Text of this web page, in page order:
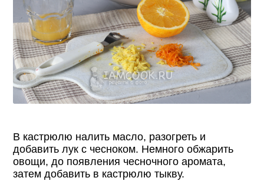
В кастрюлю налить масло, разогреть и
добавить лук с чесноком. Немного обжарить
овощи, до появления чесночного аромата,
затем добавить в кастрюлю тыкву.